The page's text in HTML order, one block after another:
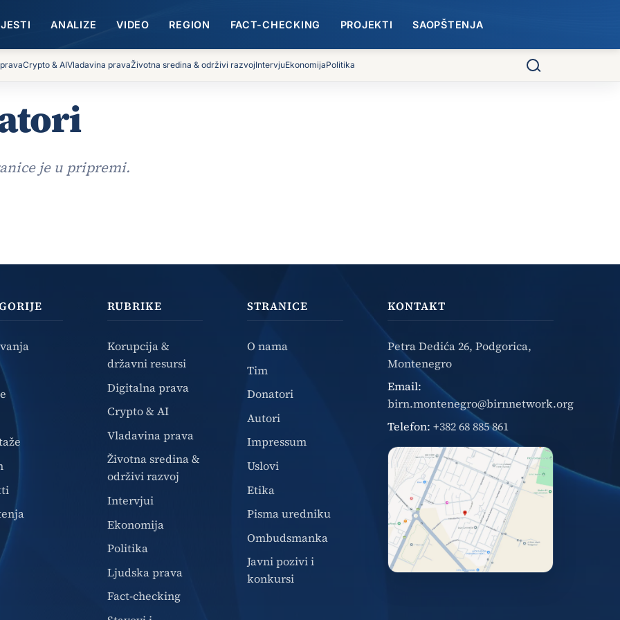
ANALIZE VIDEO REGION FACT-CHECKING PROJEKTI SAOPŠTENJA
Crypto & AIVladavina pravaŽivotna sredina & održivi razvojIntervjuEkonomijaPolitika
Pretraga
je u pripremi.
RUBRIKE
Korupcija &
državni resursi
Digitalna prava
Crypto & AI
Vladavina prava
Životna sredina &
održivi razvoj
Intervjui
Ekonomija
Politika
Ljudska prava
Fact-checking
STRANICE
O nama
Tim
Donatori
Autori
Impressum
Uslovi
Etika
Pisma uredniku
Ombudsmanka
Javni pozivi i
konkursi
KONTAKT
Petra Dedića 26, Podgorica,
Montenegro
Email:
birn.montenegro@birnnetwork.org
Telefon: +382 68 885 861